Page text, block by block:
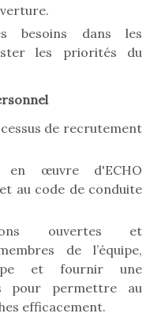
besoins dans les
les priorités du
de recrutement
œuvre d'ECHO
au code de conduite
ouvertes et
de l’équipe,
et fournir une
pour permettre au
efficacement.